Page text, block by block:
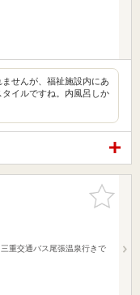
せんが、福祉施設内にあ
イルですね。内風呂しか
お気に入
りに追加
重交通バス尾張温泉行きで